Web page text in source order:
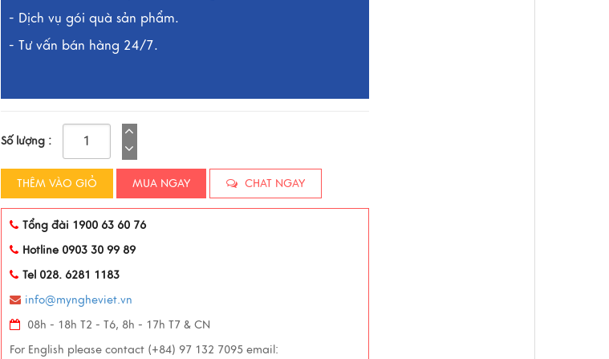
- Dịch vụ gói quà sản phẩm.
- Tư vấn bán hàng 24/7.
Số lượng :
THÊM VÀO GIỎ MUA NGAY CHAT NGAY
Tổng đài 1900 63 60 76
Hotline 0903 30 99 89
Tel 028. 6281 1183
info@myngheviet.vn
08h - 18h T2 - T6, 8h - 17h T7 & CN
For English please contact (+84) 97 132 7095 email: